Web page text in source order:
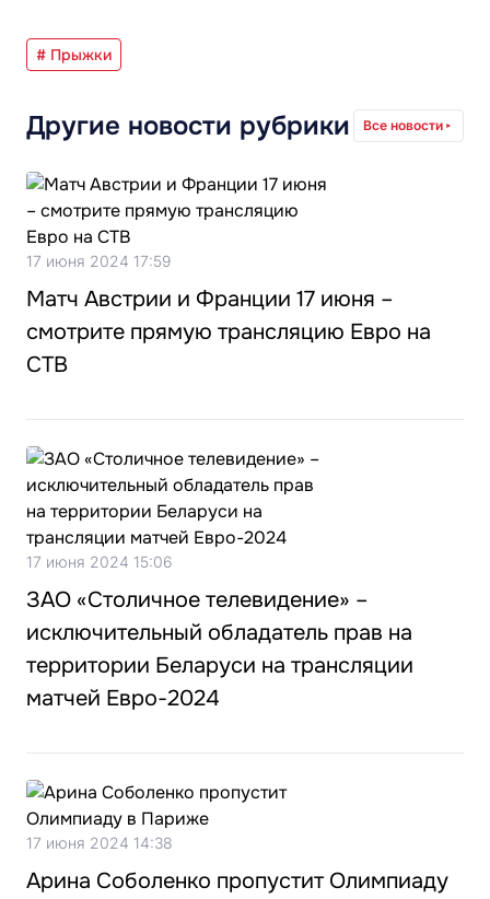
# Прыжки
Другие новости рубрики Все новости
17 июня 2024 17:59
Матч Австрии и Франции 17 июня –
смотрите прямую трансляцию Евро на
СТВ
17 июня 2024 15:06
ЗАО «Столичное телевидение» –
исключительный обладатель прав на
территории Беларуси на трансляции
матчей Евро-2024
17 июня 2024 14:38
Арина Соболенко пропустит Олимпиаду